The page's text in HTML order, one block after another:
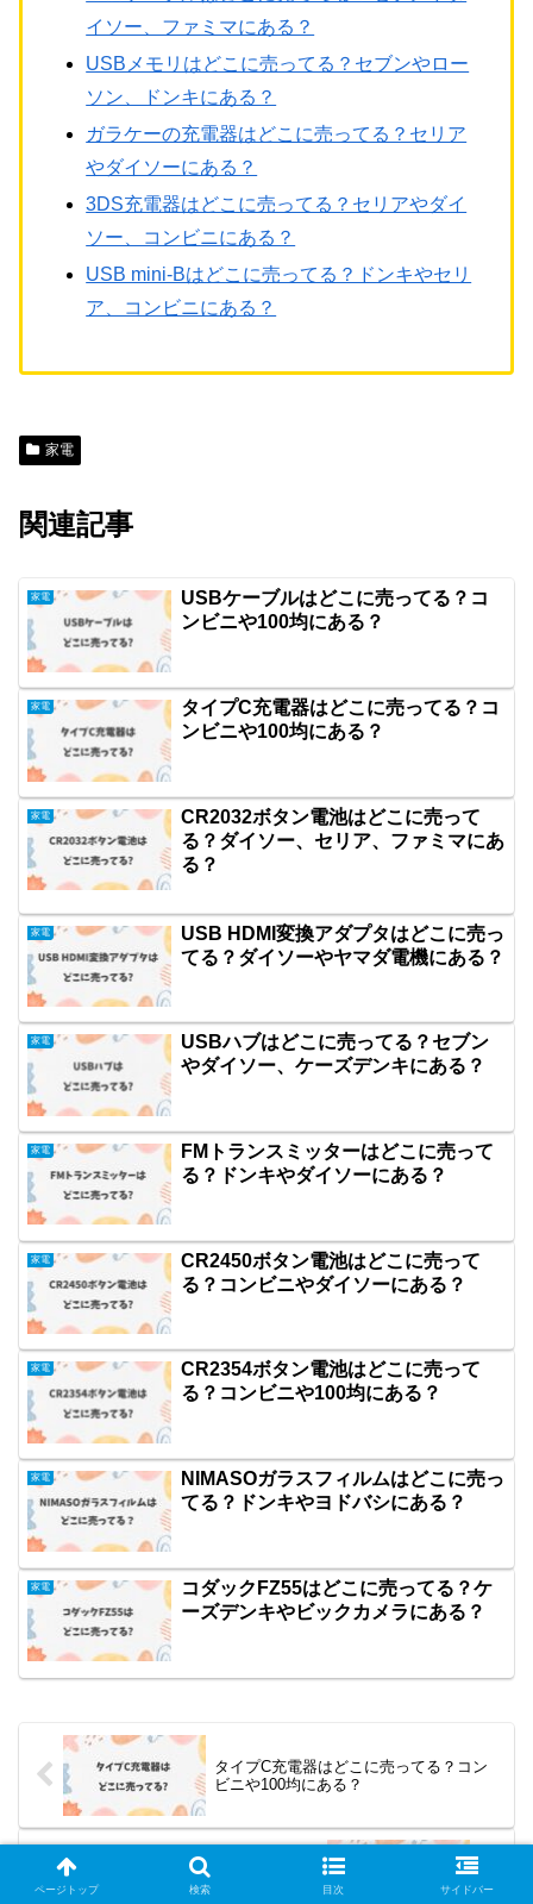
イソー、ファミマにある？
USBメモリはどこに売ってる？セブンやロー
ソン、ドンキにある？
ガラケーの充電器はどこに売ってる？セリア
やダイソーにある？
3DS充電器はどこに売ってる？セリアやダイ
ソー、コンビニにある？
USB mini-Bはどこに売ってる？ドンキやセリ
ア、コンビニにある？
家電
関連記事
家電
USBケーブルはどこに売ってる？コ
ンビニや100均にある？
家電
タイプC充電器はどこに売ってる？コ
ンビニや100均にある？
家電
CR2032ボタン電池はどこに売って
る？ダイソー、セリア、ファミマにあ
る？
家電
USB HDMI変換アダプタはどこに売っ
てる？ダイソーやヤマダ電機にある？
家電
USBハブはどこに売ってる？セブン
やダイソー、ケーズデンキにある？
家電
FMトランスミッターはどこに売って
る？ドンキやダイソーにある？
家電
CR2450ボタン電池はどこに売って
る？コンビニやダイソーにある？
家電
CR2354ボタン電池はどこに売って
る？コンビニや100均にある？
家電
NIMASOガラスフィルムはどこに売っ
てる？ドンキやヨドバシにある？
家電
コダックFZ55はどこに売ってる？ケ
ーズデンキやビックカメラにある？
タイプC充電器はどこに売ってる？コン
ビニや100均にある？
シガーソケットはどこに売ってる？コン
ビニや100均にある？
ページトップ 検索 目次 サイドバー